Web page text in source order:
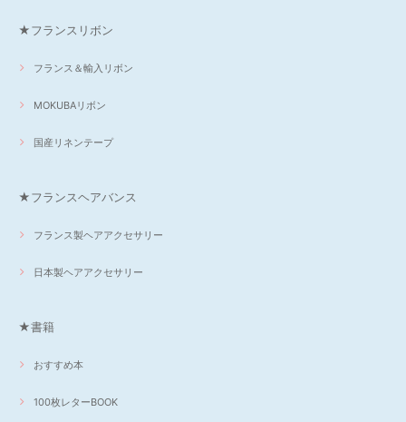
★フランスリボン
フランス＆輸入リボン
MOKUBAリボン
国産リネンテープ
★フランスヘアバンス
フランス製ヘアアクセサリー
日本製ヘアアクセサリー
★書籍
おすすめ本
100枚レターBOOK